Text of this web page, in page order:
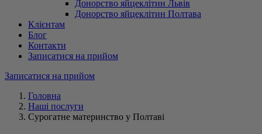
Донорство яйцеклітин Львів
Донорство яйцеклітин Полтава
Клієнтам
Блог
Контакти
Записатися на прийом
Записатися на прийом
Головна
Наші послуги
Сурогатне материнство у Полтаві